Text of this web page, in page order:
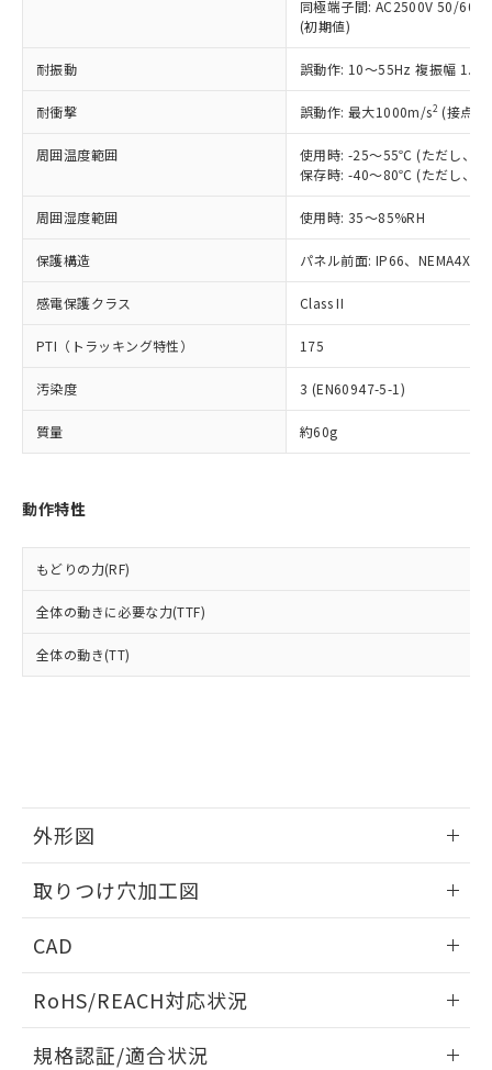
同極端子間: AC2500V 50/
(初期値)
耐振動 誤動作: 10～55Hz 複振幅
耐衝撃 誤動作: 最大1000m/s2 (接点
周囲温度範囲
使用時: -25～55℃ (ただし、氷
保存時: -40～80℃ (ただし、氷
周囲湿度範囲 使用時: 35～85%RH
保護構造 パネル前面: IP66、NEMA4X,
感電保護クラス Class II
PTI（トラッキング特性） 175
汚染度 3 (EN60947-5-1)
質量 約60g
動作特性
もどりの力(RF)
全体の動きに必要な力(TTF)
全体の動き(TT)
外形図
取りつけ穴加工図
CAD
ドすることができます。
RoHS/REACH対応状況
規格認証/適合状況
ことをご了承ください。
在庫状況および標準価格照会結果は、
記載している更新日時点での社内デー
タに基づき作成されるものであり、閲
覧された時点での実際の在庫および標
正式な納期状況および標準価格はお客
様のお取引先、またはお客様担当のオ
ムロン制御機器販売店・当社販売員に
オムロン制御機器販売店や当社販売拠
販売ネットワーク
」をご確認
ください。
在庫状況および標準価格結果を当社の
事前の承諾なく第三者に漏洩または開
示しないようお願いします。
マイパーツ機能（部品リスト作成サー
ビス）をご利用いただくには、I-Web
メンバーズにご登録されている必要が
および当社の共同利用者が、当社の製
品・サービスに関するお客様との取
をご了承ください。
の共同利用に関して"
用者の範囲」に記載されている法人を
むを得ず変更することがあります。
鉛(Pb) 1000ppm以下、 水銀(Hg) 1000ppm以下、 カド
六価クロム(Cr(Ⅵ)) 1000ppm以下、ポリ臭化ビフェニル
類(PBB) 1000ppm以下、ポリ臭化ジフェニルエーテル類
(PBDE) 1000ppm以下、フタル酸ビス(2-エチルヘキシ
ル) (DEHP)(別名：DOP) 1000ppm以下、フタル酸ブチ
ルベンジル（BBP） 1000ppm以下、フタル酸ジブチル
（DBP） 1000ppm以下、フタル酸ジイソブチル
(DIBP) 1000ppm以下
但し、RoHS指令で産業用監視および制御機器に対する
フタル酸エステル類の４物質については閾値を超える意
図的な使用がないことを確認しています。
※2 対応予定月
部品在庫の切り替え状況などにより、予定
月が前後することがあります。
とができます。
EU RoHS指令（10物質）の非含有証明書
51物質の非含有証明書（当社基準）
※本証明書は発行日時点で非含有を証明す
欄に対応日を記載しておりました。
既に当社にて対応品への在庫切替を完了
り、2022年1月12日より割愛しておりま
す。
「－」：未確認です。当社販売部門へお問
*中国RoHS10物質の基準値 (GB/T26572)：
Pb(鉛) :1000ppm、 Hg(水銀) : 1000ppm、 Cd(カドミウ
Cr(Ⅵ)(六価クロム) : 1000ppm、 PBBs(ポリ臭化ビフェ
ニル類) : 1000ppm、 PBDEs(ポリ臭化ジフェニルエーテ
ル) : 1000ppm、
DEHP(フタル酸ビス(2-エチルヘキシル)) : 1000ppm
※2 環境保護使用期限
「ｅ」：有害物質（10物質）のすべてが基
準値以下であることを示します。
「10」：通常の使用状況下において有害物
質が外部に漏えいし、環境に深刻な影響を
及ぼさない年数を意味します。
当社は、これら貴社製品のうち、外国
為替および外国貿易法に定める商品
（以下｢規制貨物等」という）を輸出
または国外への提供する場合は、日本
国政府の輸出許可(または役務取引許
可)を取得するなどの必要な手続きを
当社は規制貨物を破棄する場合は、完
いよう必要な手段を講じます。
当社は貴社製品を、核兵器、ミサイ
ル、化学兵器、生物兵器またはその他
武器並びにこれらの製造装置等に一切
使用いたしません。
当社は、貴社製品を第三者に販売する
場合は、上記1、2および3の内容を当
該第三者に通知します。また当社は、
販売先および販売に係わる関係者が違
り引きをいたしません。
○ 一定数以上の在庫あり
△ 一定数には満たないが在庫あり
在庫なし(最新の在庫状況につ
いては、お客様のお取引先、ま
たはお客様担当のオムロン制御
機器販売店・当社販売員にご確
認ください)
受注生産機種、また在庫状況の
情報を公開していない機種